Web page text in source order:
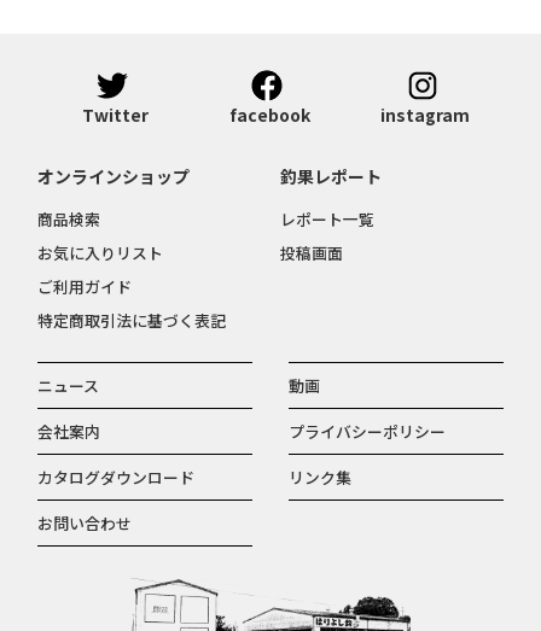
Twitter facebook instagram
ニュース
動画
会社案内
プライバシーポリシー
カタログダウンロード
リンク集
お問い合わせ
オンラインショップ
商品検索
お気に入りリスト
ご利用ガイド
特定商取引法に基づく表記
釣果レポート
レポート一覧
投稿画面